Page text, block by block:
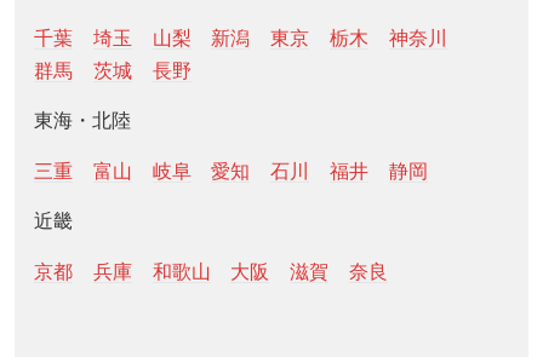
千葉 埼玉 山梨 新潟 東京 栃木
神奈川
群馬
茨城 長野
東海・北陸
三重 富山 岐阜 愛知 石川 福井 静岡
近畿
京都 兵庫 和歌山 大阪 滋賀 奈良